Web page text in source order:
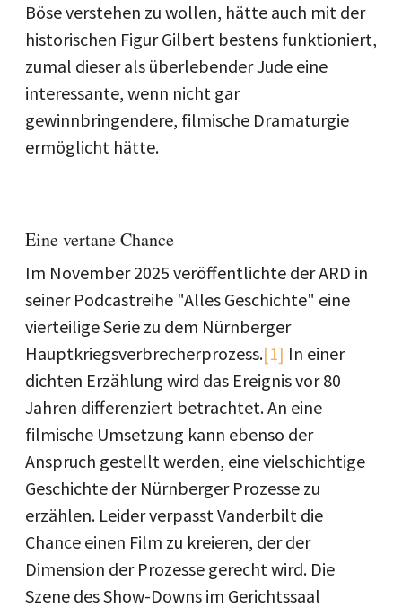
Böse verstehen zu wollen, hätte auch mit der
historischen Figur Gilbert bestens funktioniert,
zumal dieser als überlebender Jude eine
interessante, wenn nicht gar
gewinnbringendere, filmische Dramaturgie
ermöglicht hätte.
Eine vertane Chance
Im November 2025 veröffentlichte der ARD in
seiner Podcastreihe "Alles Geschichte" eine
vierteilige Serie zu dem Nürnberger
Hauptkriegsverbrecherprozess.[1] In einer
dichten Erzählung wird das Ereignis vor 80
Jahren differenziert betrachtet. An eine
filmische Umsetzung kann ebenso der
Anspruch gestellt werden, eine vielschichtige
Geschichte der Nürnberger Prozesse zu
erzählen. Leider verpasst Vanderbilt die
Chance einen Film zu kreieren, der der
Dimension der Prozesse gerecht wird. Die
Szene des Show-Downs im Gerichtssaal